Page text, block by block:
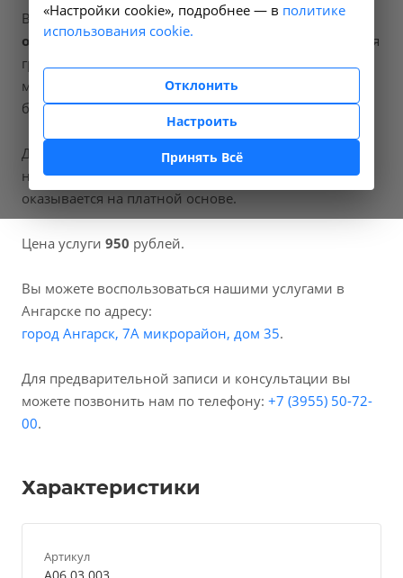
В наших клиниках мы проводимрентгенография
основания черепа, код услуги (НМУ)
. Для
граждан России, у которых есть направление,
медицинская помощь оказывается по полису ОМС
бесплатно.
Для иностранных граждан или при отсутствии
направления по форме 057/у медицинская помощь
оказывается на платной основе.
Цена услуги 950 рублей.
Вы можете воспользоваться нашими услугами в
Ангарске по адресу:
город Ангарск, 7А микрорайон, дом 35.
Для предварительной записи и консультации вы
можете позвонить нам по телефону: +7 (3955) 50-72-
00.
Характеристики
Артикул
A06.03.003
«Настройки cookie», подробнее — в политике
использования cookie.
Отклонить
Настроить
Принять Всё